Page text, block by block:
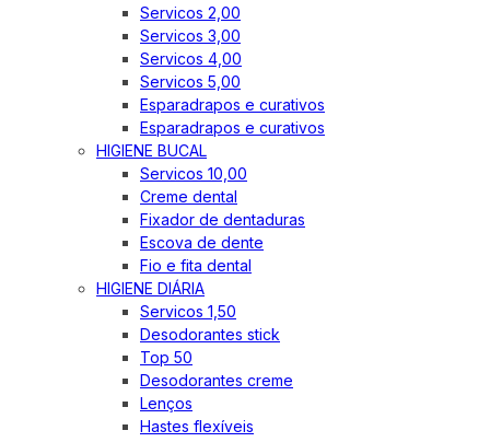
Servicos 2,00
Servicos 3,00
Servicos 4,00
Servicos 5,00
Esparadrapos e curativos
Esparadrapos e curativos
HIGIENE BUCAL
Servicos 10,00
Creme dental
Fixador de dentaduras
Escova de dente
Fio e fita dental
HIGIENE DIÁRIA
Servicos 1,50
Desodorantes stick
Top 50
Desodorantes creme
Lenços
Hastes flexíveis